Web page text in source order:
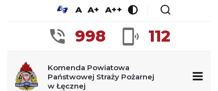
A A+ A++
998 112
Komenda Powiatowa
Państwowej Straży Pożarnej
w Łęcznej